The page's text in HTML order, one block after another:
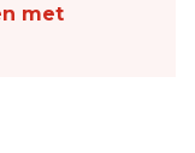
met